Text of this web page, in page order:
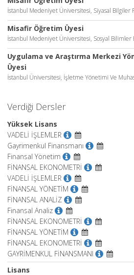
İstanbul Medeniyet Üniversitesi, Siyasal Bilgiler
Misafir Öğretim Üyesi
İstanbul Medeniyet Üniversitesi, Sosyal Bilimler
Uygulama ve Araştırma Merkezi
Üyesi
İstanbul Üniversitesi, İşletme Yönetimi Ve
Verdiği Dersler
Yüksek Lisans
VADELİ İŞLEMLER
Gayrimenkul Finansmanı
Finansal Yönetim
FİNANSAL EKONOMETRİ
VADELİ İŞLEMLER
FİNANSAL YÖNETİM
FİNANSAL ANALİZ
Finansal Analiz
FİNANSAL EKONOMETRİ
FİNANSAL YÖNETİM
FİNANSAL EKONOMETRİ
GAYRİMENKUL FİNANSMANI
Lisans